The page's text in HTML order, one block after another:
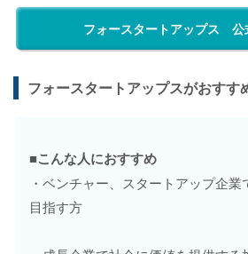
フォースタートアップス 公
フォースタートアップスがおすす
■こんな人におすすめ
・ベンチャー、スタートアップ企
目指す方